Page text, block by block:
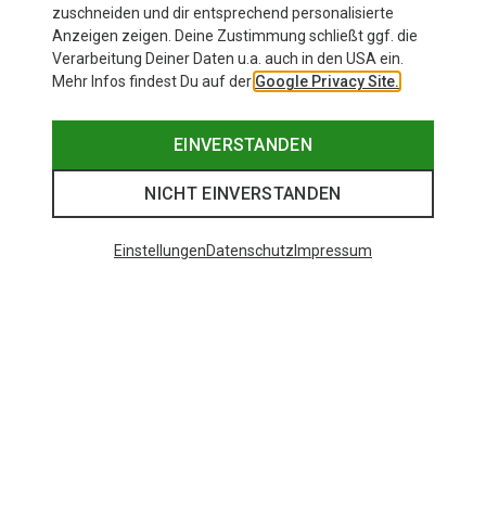
zuschneiden und dir entsprechend personalisierte
Anzeigen zeigen. Deine Zustimmung schließt ggf. die
Verarbeitung Deiner Daten u.a. auch in den USA ein.
Mehr Infos findest Du auf der Google Privacy Site.
EINVERSTANDEN
NICHT EINVERSTANDEN
EinstellungenDatenschutz Impressum